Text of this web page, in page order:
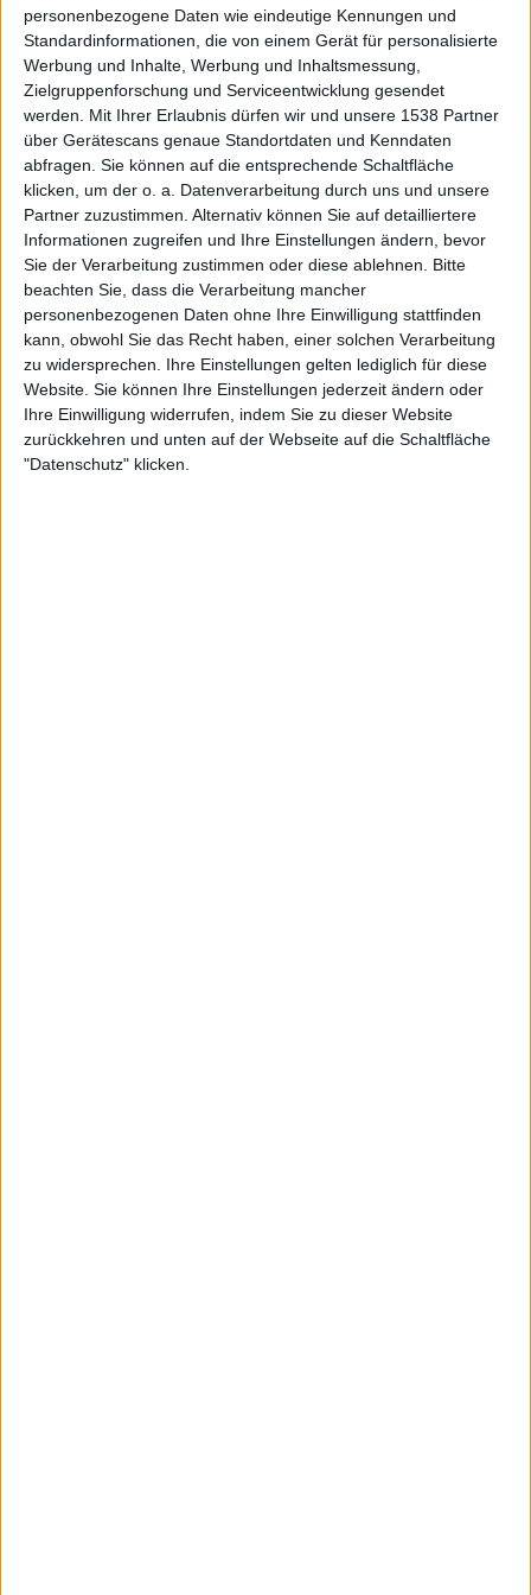
personenbezogene Daten wie eindeutige Kennungen und
Standardinformationen, die von einem Gerät für personalisierte
Werbung und Inhalte, Werbung und Inhaltsmessung,
Zielgruppenforschung und Serviceentwicklung gesendet
werden.
Mit Ihrer Erlaubnis dürfen wir und unsere 1538 Partner
über Gerätescans genaue Standortdaten und Kenndaten
abfragen. Sie können auf die entsprechende Schaltfläche
klicken, um der o. a. Datenverarbeitung durch uns und unsere
Partner zuzustimmen. Alternativ können Sie auf detailliertere
Informationen zugreifen und Ihre Einstellungen ändern, bevor
Sie der Verarbeitung zustimmen oder diese ablehnen.
Bitte
beachten Sie, dass die Verarbeitung mancher
personenbezogenen Daten ohne Ihre Einwilligung stattfinden
kann, obwohl Sie das Recht haben, einer solchen Verarbeitung
zu widersprechen. Ihre Einstellungen gelten lediglich für diese
Website. Sie können Ihre Einstellungen jederzeit ändern oder
Ihre Einwilligung widerrufen, indem Sie zu dieser Website
zurückkehren und unten auf der Webseite auf die Schaltfläche
"Datenschutz" klicken.
hat. Standesgemäß im typischen MONO-INC.-
Soundgewand dreht sich die Scheibe mit „Day Of
Reckoning“, und der auf Deutsch gesungenen Ballade
“Wiedersehen Woanders“, dem Ende entgegen.
„Ravenblack“ testet die Grenzen des MONO-
INC.-Korsetts
Das zwölfte Studioalbum von MONO INC. wird die Fanbase
der Dark-Rocker vollauf zufriedenstellen. Das Quartett
bewegt sich auch in veränderter Bandbesetzung im
gewohnten Rahmen. Im Gegensatz zu „Book Of Fire“
testen MONO INC. mit zum Beispiel „Lieb Mich“ oder
„Ravenblack“ die Grenzen des Rahmens aus, ohne den
Rahmen und die Trademarks zu verlassen. Am Ende bleibt
ein professionelles, eingängiges Dark-Rock-Album,